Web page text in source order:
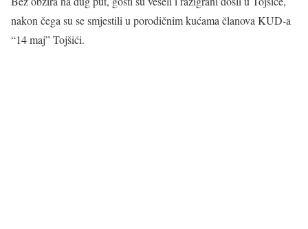
nakon čega su se smjestili u porodičnim kućama članova KUD-a
“14 maj” Tojšići.